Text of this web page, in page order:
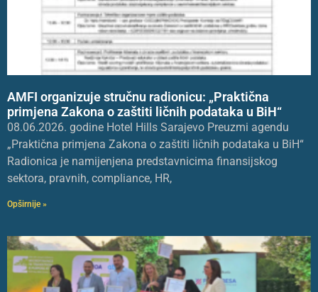
AMFI organizuje stručnu radionicu: „Praktična
primjena Zakona o zaštiti ličnih podataka u BiH“
08.06.2026. godine Hotel Hills Sarajevo Preuzmi agendu
„Praktična primjena Zakona o zaštiti ličnih podataka u BiH“
Radionica je namijenjena predstavnicima finansijskog
sektora, pravnih, compliance, HR,
Opširnije »